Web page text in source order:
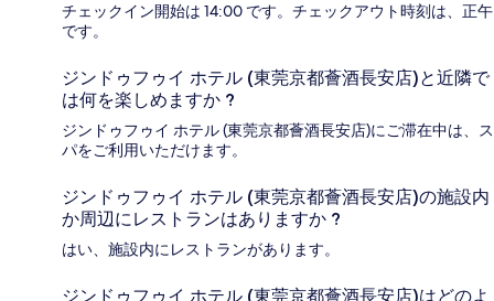
チェックイン開始は 14:00 です。チェックアウト時刻は、正午
です。
ジンドゥフゥイ ホテル (東莞京都薈酒長安店)と近隣で
は何を楽しめますか ?
ジンドゥフゥイ ホテル (東莞京都薈酒長安店)にご滞在中は、ス
パをご利用いただけます。
ジンドゥフゥイ ホテル (東莞京都薈酒長安店)の施設内
か周辺にレストランはありますか ?
はい、施設内にレストランがあります。
ジンドゥフゥイ ホテル (東莞京都薈酒長安店)はどのよ